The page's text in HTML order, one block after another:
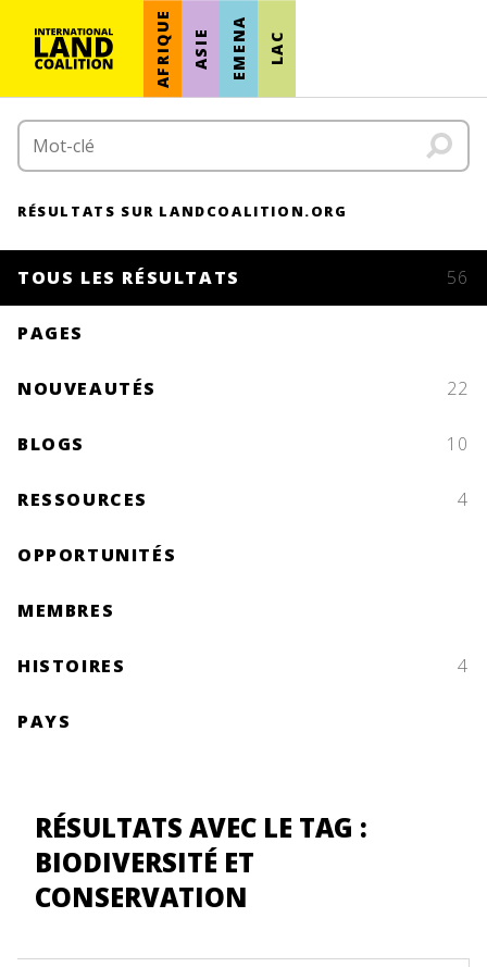
AFRIQUE ASIE EMENA LAC
RÉSULTATS SUR LANDCOALITION.ORG
TOUS LES RÉSULTATS 56
PAGES
NOUVEAUTÉS 22
BLOGS 10
RESSOURCES 4
OPPORTUNITÉS
MEMBRES
HISTOIRES 4
PAYS
RÉSULTATS AVEC LE TAG :
BIODIVERSITÉ ET
CONSERVATION